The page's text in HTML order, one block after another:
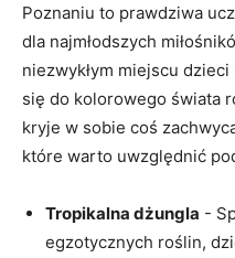
Poznaniu to prawdziwa
dla najmłodszych
niezwykłym miejscu
się do kolorowego‌ świata
kryje w⁣ sobie coś
które warto uwzględnić
Tropikalna dżungla ‌-
egzotycznych roślin,